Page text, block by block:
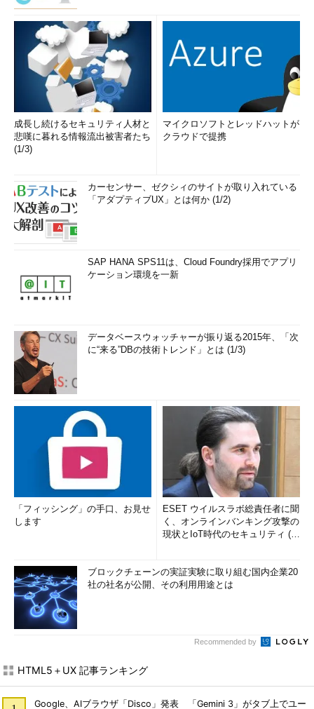
成長し続けるセキュリティ人材と
悲嘆に暮れる情報流出被害者たち
(1/3)
マイクロソフトとレッドハットが
クラウドで提携
カーセンサー、ゼクシィのサイトが取り入れている
「アダプティブUX」とは何か (1/2)
SAP HANA SPS11は、Cloud Foundry採用でアプリ
ケーション環境を一新
データベースウォッチャーが振り返る2015年、「次
に“来る”DBの技術トレンド」とは (1/3)
「フィッシング」の手口、お見せ
します
ESET ウイルスラボ総責任者に聞
く、オンラインバンキング攻撃の
現状とIoT時代のセキュリティ (1/
ブロックチェーンの実証実験に取り組む国内企業20
社の社名が公開、その利用用途とは
Recommended by
HTML5＋UX 記事ランキング
Google、AIブラウザ「Disco」発表 「Gemini 3」がタブ上でユー